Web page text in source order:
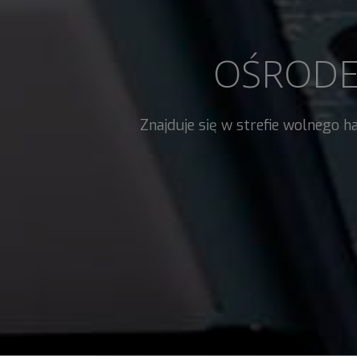
Znajduje się w strefie wolnego